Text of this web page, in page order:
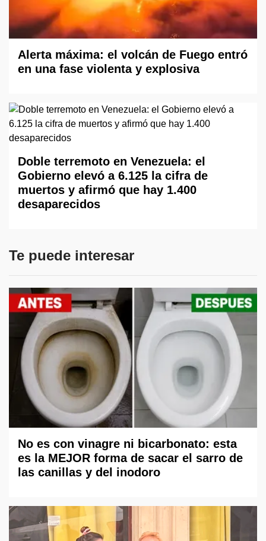
Alerta máxima: el volcán de Fuego entró
en una fase violenta y explosiva
Doble terremoto en Venezuela: el
Gobierno elevó a 6.125 la cifra de
muertos y afirmó que hay 1.400
desaparecidos
Te puede interesar
No es con vinagre ni bicarbonato: esta
es la MEJOR forma de sacar el sarro de
las canillas y del inodoro